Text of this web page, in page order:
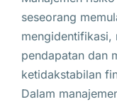
seseorang
mengidentifikasi,
pendapatan dan
ketidakstabilan
Dalam